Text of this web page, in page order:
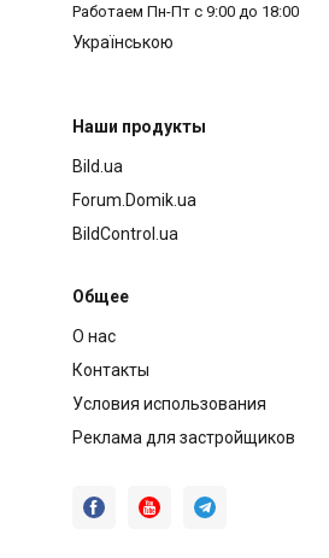
Работаем Пн-Пт с 9:00 до 18:00
Українською
Наши продукты
Bild.ua
Forum.Domik.ua
BildControl.ua
Общее
О нас
Контакты
Условия использования
Реклама для застройщиков
  